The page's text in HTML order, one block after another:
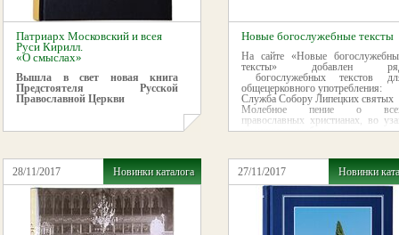
Патриарх Московский и всея
Руси Кирилл.
«О смыслах»
Вышла в свет новая книга
Предстоятеля Русской
Православной Церкви
Новые богослужебные тексты
На сайте «Новые
тексты» добавлен
богослужебных текстов
общецерковного употребления:
Служба Собору Липецких святых
Молебное пение о
православных христианах, во
темничных пребывающих
28/11/2017 Новинки каталога 27/11/2017 Новинки